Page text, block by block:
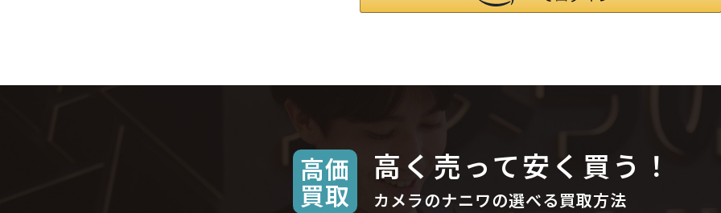
高価
買取
高く売って安く買う！
カメラのナニワの選べる買取方法